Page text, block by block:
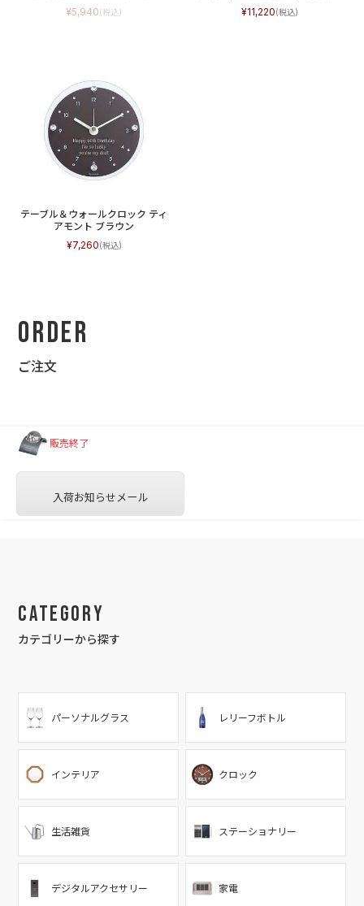
5,940
11,220
テーブル＆ウォールクロック ティ
アモント ブラウン
7,260
Order
ご注文
販売終了
入荷お知らせメール
Category
カテゴリーから探す
パーソナルグラス レリーフボトル
インテリア クロック
生活雑貨 ステーショナリー
デジタルアクセサリー 家電